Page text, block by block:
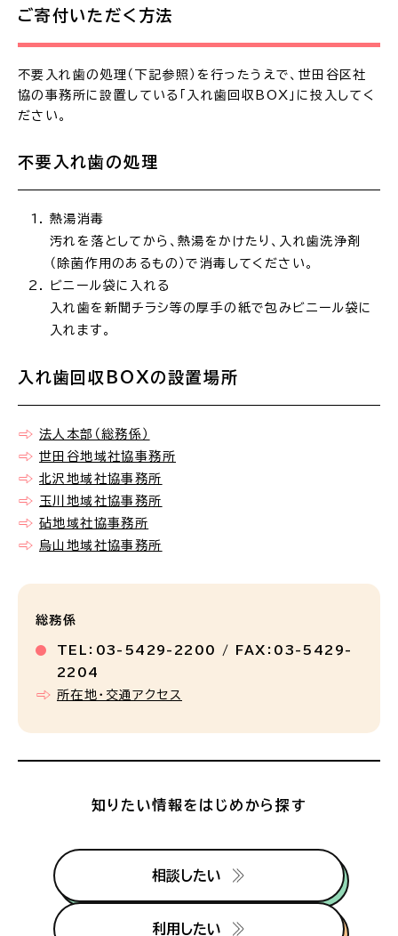
ご寄付いただく方法
不要入れ歯の処理（下記参照）を行ったうえで、世田谷区社
協の事務所に設置している「入れ歯回収BOX」に投入してく
ださい。
不要入れ歯の処理
熱湯消毒
汚れを落としてから、熱湯をかけたり、入れ歯洗浄剤
（除菌作用のあるもの）で消毒してください。
ビニール袋に入れる
入れ歯を新聞チラシ等の厚手の紙で包みビニール袋に
入れます。
入れ歯回収BOXの設置場所
法人本部（総務係）
世田谷地域社協事務所
北沢地域社協事務所
玉川地域社協事務所
砧地域社協事務所
烏山地域社協事務所
総務係
TEL：03-5429-2200 / FAX：03-5429-
2204
所在地・交通アクセス
知りたい情報をはじめから探す
相談したい
利用したい